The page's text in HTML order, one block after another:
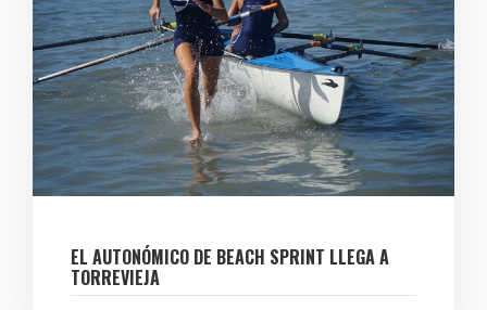
EL AUTONÓMICO DE BEACH SPRINT LLEGA A
TORREVIEJA